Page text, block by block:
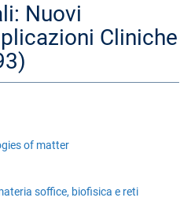
Nuovi
Cliniche
of matter
soffice, biofisica e reti